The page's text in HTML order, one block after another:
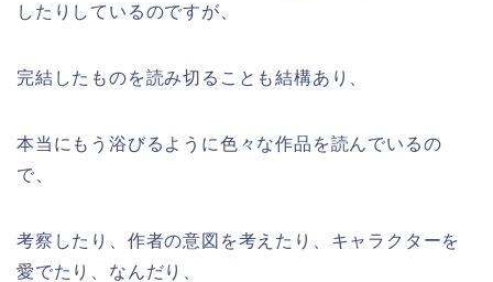
したりしているのですが、
完結したものを読み切ることも結構あり、
本当にもう浴びるように色々な作品を読んでいるの
で、
考察したり、作者の意図を考えたり、キャラクターを
愛でたり、なんだり、